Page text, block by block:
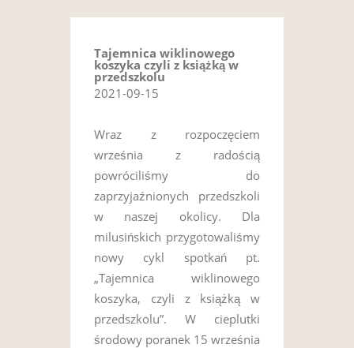
Tajemnica wiklinowego
koszyka czyli z książką w
przedszkolu
2021-09-15
Wraz z rozpoczęciem
września z radością
powróciliśmy do
zaprzyjaźnionych przedszkoli
w naszej okolicy. Dla
milusińskich przygotowaliśmy
nowy cykl spotkań pt.
„Tajemnica wiklinowego
koszyka, czyli z książką w
przedszkolu”. W cieplutki
środowy poranek 15 września